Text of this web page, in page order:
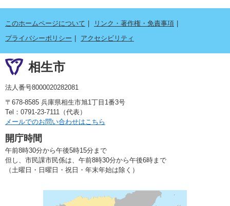
このホームページについて
リンク・著作権・免責事項
プライバシーポリシー
アクセシビリティ
相生市
法人番号8000020282081
〒678-8585 兵庫県相生市旭1丁目1番3号
Tel：0791-23-7111（代表）
メールでのお問い合わせはこちら
開庁時間
午前8時30分から午後5時15分まで
但し、市民課市民係は、午前8時30分から午後6時まで
（土曜日・日曜日・祝日・年末年始は除く）